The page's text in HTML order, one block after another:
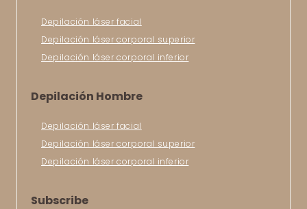
Depilación láser facial
Depilación láser corporal superior
Depilación láser corporal inferior
Depilación Hombre
Depilación láser facial
Depilación láser corporal superior
Depilación láser corporal inferior
Subscribe